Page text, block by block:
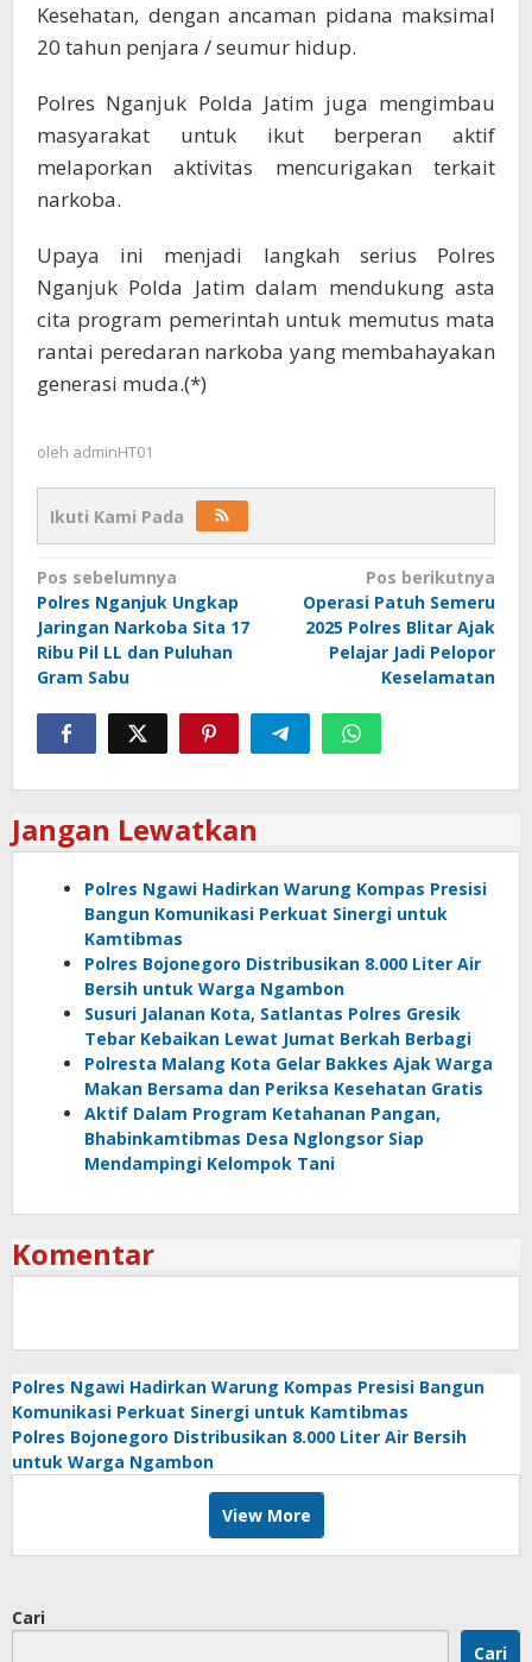
Kesehatan, dengan ancaman pidana maksimal
20 tahun penjara / seumur hidup.
Polres Nganjuk Polda Jatim juga mengimbau
masyarakat untuk ikut berperan aktif
melaporkan aktivitas mencurigakan terkait
narkoba.
Upaya ini menjadi langkah serius Polres
Nganjuk Polda Jatim dalam mendukung asta
cita program pemerintah untuk memutus mata
rantai peredaran narkoba yang membahayakan
generasi muda.(*)
oleh adminHT01
Ikuti Kami Pada
Navigasi
pos
Pos sebelumnya
Polres Nganjuk Ungkap
Jaringan Narkoba Sita 17
Ribu Pil LL dan Puluhan
Gram Sabu
Pos berikutnya
Operasi Patuh Semeru
2025 Polres Blitar Ajak
Pelajar Jadi Pelopor
Keselamatan
Jangan Lewatkan
Polres Ngawi Hadirkan Warung Kompas Presisi
Bangun Komunikasi Perkuat Sinergi untuk
Kamtibmas
Polres Bojonegoro Distribusikan 8.000 Liter Air
Bersih untuk Warga Ngambon
Susuri Jalanan Kota, Satlantas Polres Gresik
Tebar Kebaikan Lewat Jumat Berkah Berbagi
Polresta Malang Kota Gelar Bakkes Ajak Warga
Makan Bersama dan Periksa Kesehatan Gratis
Aktif Dalam Program Ketahanan Pangan,
Bhabinkamtibmas Desa Nglongsor Siap
Mendampingi Kelompok Tani
Komentar
Polres Ngawi Hadirkan Warung Kompas Presisi Bangun
Komunikasi Perkuat Sinergi untuk Kamtibmas
Polres Bojonegoro Distribusikan 8.000 Liter Air Bersih
untuk Warga Ngambon
View More
Cari
Cari